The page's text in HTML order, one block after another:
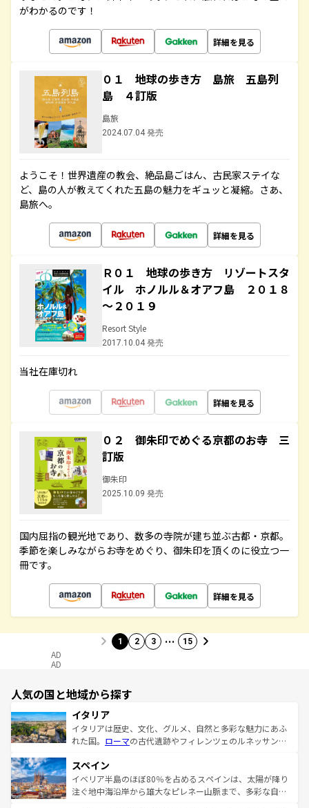
がわかるのです！
詳細を見る
０１ 地球の歩き方 島旅 五島列
島 ４訂版
島旅
2024.07.04 発売
ようこそ！世界遺産の教会、絶品島ごはん、古民家ステイな
ど、島の人が教えてくれた五島の魅力をギュッと凝縮。さあ、
島旅へ。
詳細を見る
Ｒ０１ 地球の歩き方 リゾートスタ
イル ホノルル＆オアフ島 ２０１８
～２０１９
Resort Style
2017.10.04 発売
当社在庫切れ
詳細を見る
０２ 御朱印でめぐる京都のお寺 三
訂版
御朱印
2025.10.09 発売
国内屈指の観光地であり、数多の寺院が建ち並ぶ古都・京都。
季節を楽しみながらお寺をめぐり、御朱印を頂くのに役立つ一
冊です。
詳細を見る
1 2 3 … 15
AD
AD
人気の国と地域から探す
イタリア
イタリアは歴史、文化、グルメ、自然と多彩な魅力にあふ
れた国。 ローマの古代遺跡やフィレンツェのルネッサンス
ろん、トスカーナの美しい田園風景やアマルフィ海岸の絶
景など、自然景観も見逃せない。観光の合間には、本場の
ピザやパスタなど、絶品のイタリア料理を堪能することも
スペイン
イベリア半島のほぼ80％を占めるスペインは、太陽が降り
注ぐ地中海沿岸から雄大なピレネー山脈まで、多彩な自然